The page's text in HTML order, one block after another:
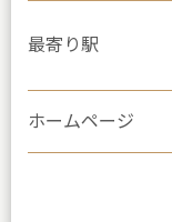
最寄り駅
ホームページ